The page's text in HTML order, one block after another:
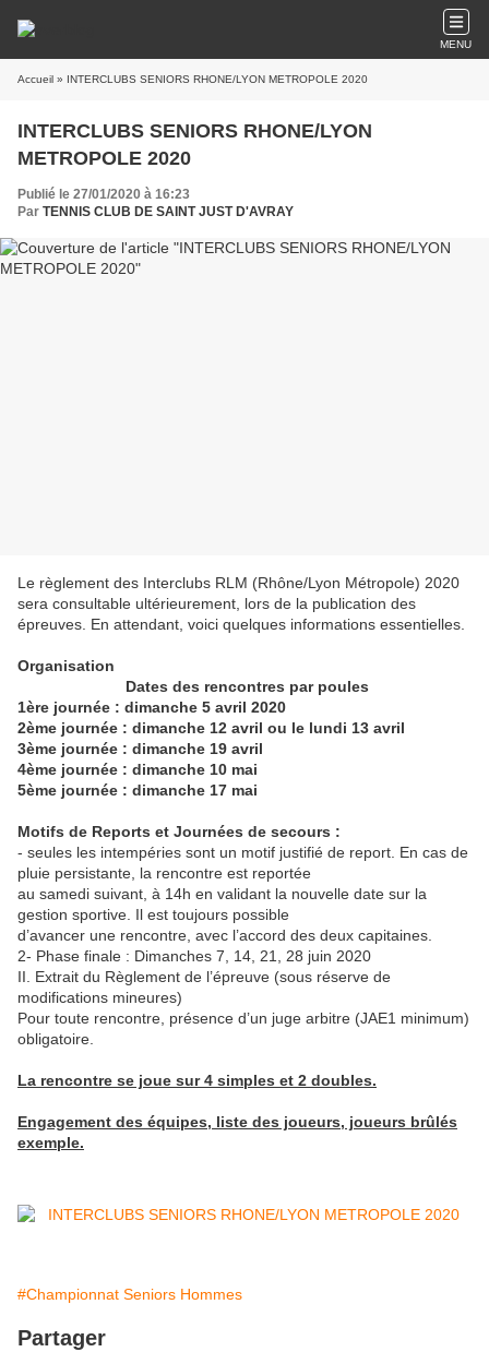
MENU
Accueil » INTERCLUBS SENIORS RHONE/LYON METROPOLE 2020
INTERCLUBS SENIORS RHONE/LYON
METROPOLE 2020
Publié le 27/01/2020 à 16:23
Par TENNIS CLUB DE SAINT JUST D'AVRAY
Le règlement des Interclubs RLM (Rhône/Lyon Métropole) 2020
sera consultable ultérieurement, lors de la publication des
épreuves. En attendant, voici quelques informations essentielles.
Organisation
Dates des rencontres par poules
1ère journée : dimanche 5 avril 2020
2ème journée : dimanche 12 avril ou le lundi 13 avril
3ème journée : dimanche 19 avril
4ème journée : dimanche 10 mai
5ème journée : dimanche 17 mai
Motifs de Reports et Journées de secours :
- seules les intempéries sont un motif justifié de report. En cas de
pluie persistante, la rencontre est reportée
au samedi suivant, à 14h en validant la nouvelle date sur la
gestion sportive. Il est toujours possible
d’avancer une rencontre, avec l’accord des deux capitaines.
2- Phase finale : Dimanches 7, 14, 21, 28 juin 2020
II. Extrait du Règlement de l’épreuve (sous réserve de
modifications mineures)
Pour toute rencontre, présence d’un juge arbitre (JAE1 minimum)
obligatoire.
La rencontre se joue sur 4 simples et 2 doubles.
Engagement des équipes, liste des joueurs, joueurs brûlés
exemple.
#Championnat Seniors Hommes
Partager